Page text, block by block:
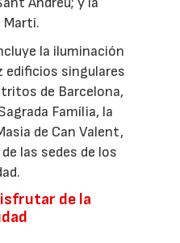
Martí.
la iluminación
edificios singulares
de Barcelona,
Família, la
de Can Valent,
las sedes de los
de la